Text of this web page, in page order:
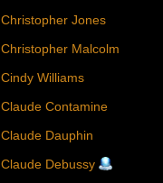
Christopher Jones
Christopher Malcolm
Cindy Williams
Claude Contamine
Claude Dauphin
Claude Debussy